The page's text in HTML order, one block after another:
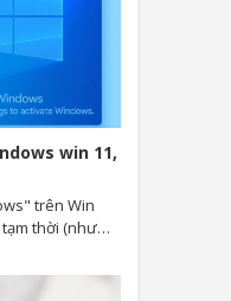
win 11,
trên Win
tạm thời (như
như
cách tốt nhất